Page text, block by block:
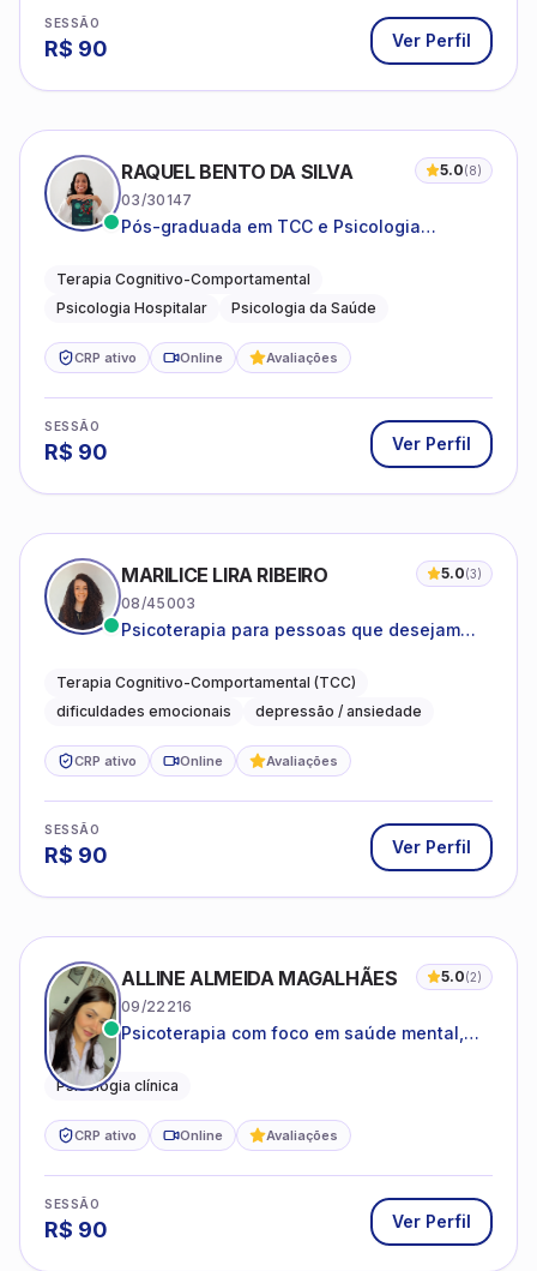
SESSÃO
R$ 90 Ver Perfil
RAQUEL BENTO DA SILVA 5.0(8)
03/30147
Pós-graduada em TCC e Psicologia
Terapia Cognitivo-Comportamental
Psicologia Hospitalar
Psicologia da Saúde
CRP ativo Online Avaliações
SESSÃO
R$ 90 Ver Perfil
MARILICE LIRA RIBEIRO 5.0(3)
08/45003
Psicoterapia para pessoas que desejam
dificuldades do dia a dia
Terapia Cognitivo-Comportamental (TCC)
dificuldades emocionais
depressão / ansiedade
CRP ativo Online Avaliações
SESSÃO
R$ 90 Ver Perfil
ALLINE ALMEIDA MAGALHÃES 5.0(2)
09/22216
Psicoterapia com foco em saúde mental,
adolescentes e adultos.
Psicologia clínica
CRP ativo Online Avaliações
SESSÃO
R$ 90 Ver Perfil